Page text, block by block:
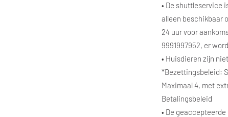
• De shuttleservice
alleen beschikbaar
24 uur voor
9991997952, er
• Huisdieren zijn
*Bezettingsbeleid:
Maximaal 4, met
Betalingsbeleid
• De